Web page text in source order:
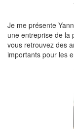
Je me présente
une entreprise de la
vous retrouvez des
importants pour les